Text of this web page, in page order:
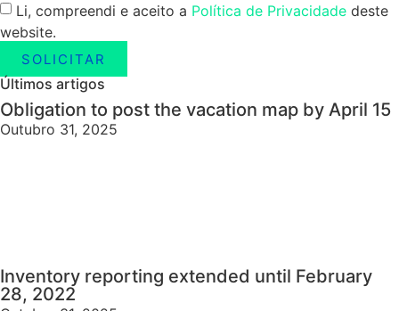
Li, compreendi e aceito a Política de Privacidade deste
website.
SOLICITAR
Últimos artigos
Obligation to post the vacation map by April 15
Outubro 31, 2025
Inventory reporting extended until February
28, 2022